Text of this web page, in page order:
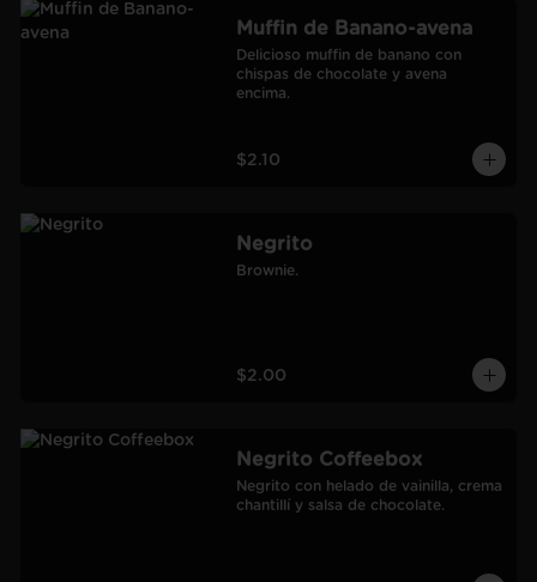
Muffin de Banano-avena
Delicioso muffin de banano con
chispas de chocolate y avena
encima.
$2.10
Negrito
Brownie.
$2.00
Negrito Coffeebox
Negrito con helado de vainilla, crema
chantillí y salsa de chocolate.